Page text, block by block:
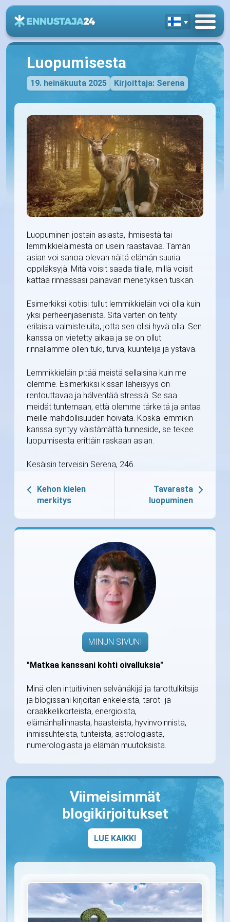
Luopumisesta
19. heinäkuuta 2025 Kirjoittaja: Serena
Luopuminen jostain asiasta, ihmisestä tai
lemmikkieläimestä on usein raastavaa. Tämän
asian voi sanoa olevan näitä elämän suuria
oppiläksyjä. Mitä voisit saada tilalle, millä voisit
kattaa rinnassasi painavan menetyksen tuskan.
Esimerkiksi kotiisi tullut lemmikkieläin voi olla kuin
yksi perheenjäsenistä. Sitä varten on tehty
erilaisia valmisteluita, jotta sen olisi hyvä olla. Sen
kanssa on vietetty aikaa ja se on ollut
rinnallamme ollen tuki, turva, kuuntelija ja ystävä.
Lemmikkieläin pitää meistä sellaisina kuin me
olemme. Esimerkiksi kissan läheisyys on
rentouttavaa ja hälventää stressiä. Se saa
meidät tuntemaan, että olemme tärkeitä ja antaa
meille mahdollisuuden hoivata. Koska lemmikin
kanssa syntyy väistämättä tunneside, se tekee
luopumisesta erittäin raskaan asian.
Kesäisin terveisin Serena, 246.
Kehon kielen
merkitys
Tavarasta
luopuminen
MINUN SIVUNI
"Matkaa kanssani kohti oivalluksia"
Minä olen intuitiivinen selvänäkijä ja tarottulkitsija
ja blogissani kirjoitan enkeleistä, tarot- ja
oraakkelikorteista, energioista,
elämänhallinnasta, haasteista, hyvinvoinnista,
ihmissuhteista, tunteista, astrologiasta,
numerologiasta ja elämän muutoksista.
Viimeisimmät
blogikirjoitukset
LUE KAIKKI